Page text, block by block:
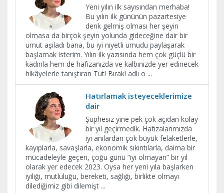
Yeni yılın ilk sayısından merhaba!
Bu yılın ilk gününün pazartesiye
denk gelmiş olması her şeyin
olmasa da birçok şeyin yolunda gideceğine dair bir
umut aşıladı bana, bu iyi niyetli umudu paylaşarak
başlamak isterim. Yılın ilk yazısında hem çok güçlü bir
kadınla hem de hafızanızda ve kalbinizde yer edinecek
hikâyelerle tanıştıran Tut! Bırak! adlı o ...
Hatırlamak isteyeceklerimize
dair
Şüphesiz yine pek çok açıdan kolay
bir yıl geçirmedik. Hafızalarımızda
iyi anılardan çok büyük felaketlerle,
kayıplarla, savaşlarla, ekonomik sıkıntılarla, daima bir
mücadeleyle geçen, çoğu günü “iyi olmayan” bir yıl
olarak yer edecek 2023. Oysa her yeni yıla başlarken
iyiliği, mutluluğu, bereketi, sağlığı, birlikte olmayı
dilediğimiz gibi dilemişt ...